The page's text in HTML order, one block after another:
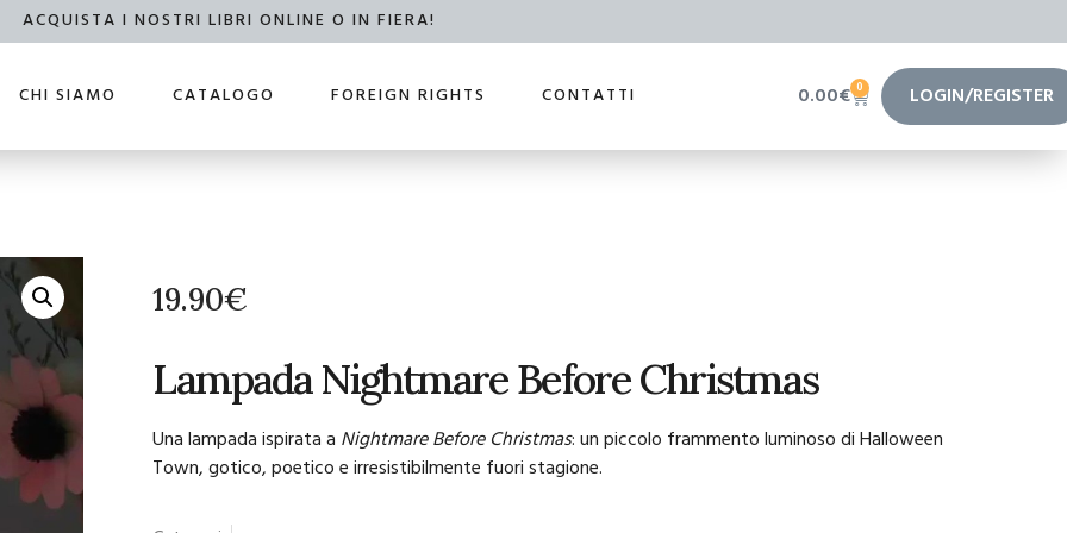
ACQUISTA I NOSTRI LIBRI ONLINE O IN FIERA!
CHI SIAMO CATALOGO FOREIGN RIGHTS CONTATTI 0.00€ 0 LOGIN/REGISTER
19.90€
Lampada Nightmare Before Christmas
Una lampada ispirata a Nightmare Before Christmas: un piccolo frammento luminoso di Halloween
Town, gotico, poetico e irresistibilmente fuori stagione.